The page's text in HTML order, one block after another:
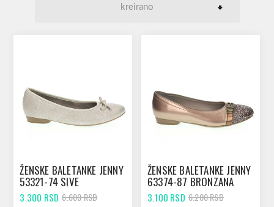
ŽENSKE BALETANKE JENNY
53321-74 SIVE
3.300 RSD 6.600 RSD
ŽENSKE BALETANKE JENNY
63374-87 BRONZANA
3.100 RSD 6.200 RSD